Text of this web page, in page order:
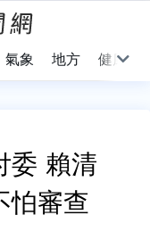
氣象 地方 健康
委 賴清
怕審查